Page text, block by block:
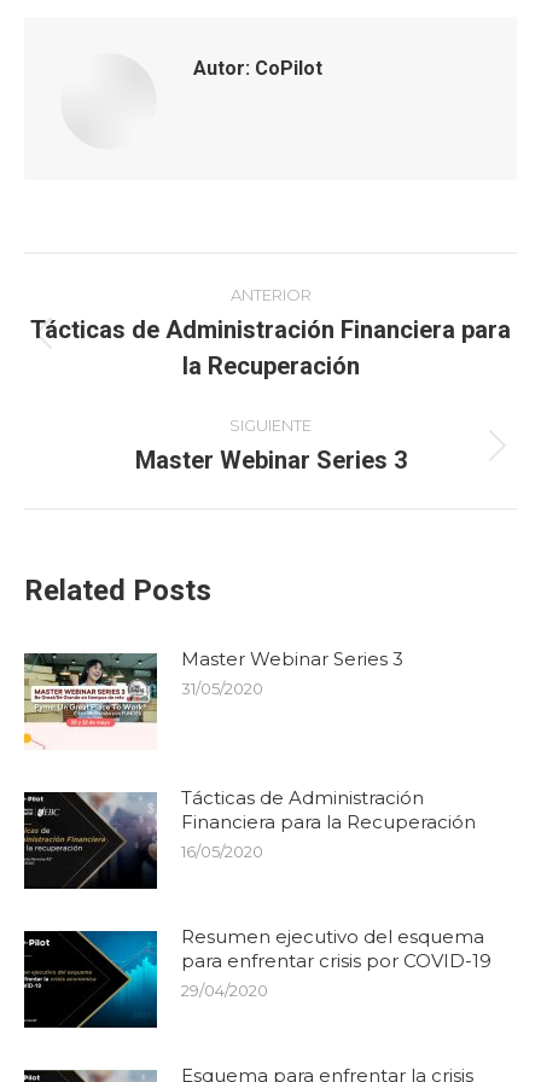
Autor: CoPilot
Navegación
entre
publicaciones
ANTERIOR
Publicación
anterior:
Tácticas de Administración Financiera para
la Recuperación
SIGUIENTE
Publicación
Master Webinar Series 3
Related Posts
Master Webinar Series 3
31/05/2020
Tácticas de Administración
Financiera para la Recuperación
16/05/2020
Resumen ejecutivo del esquema
para enfrentar crisis por COVID-19
29/04/2020
Esquema para enfrentar la crisis